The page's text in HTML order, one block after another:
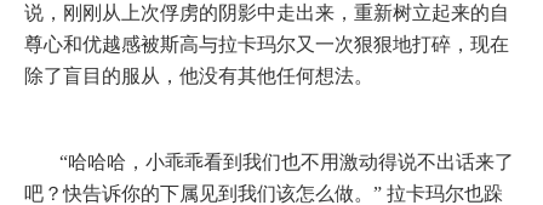
说，刚刚从上次俘虏的阴影中走出来，重新树立起来的自
尊心和优越感被斯高与拉卡玛尔又一次狠狠地打碎，现在
除了盲目的服从，他没有其他任何想法。
“哈哈哈，小乖乖看到我们也不用激动得说不出话来了
吧？快告诉你的下属见到我们该怎么做。” 拉卡玛尔也跺